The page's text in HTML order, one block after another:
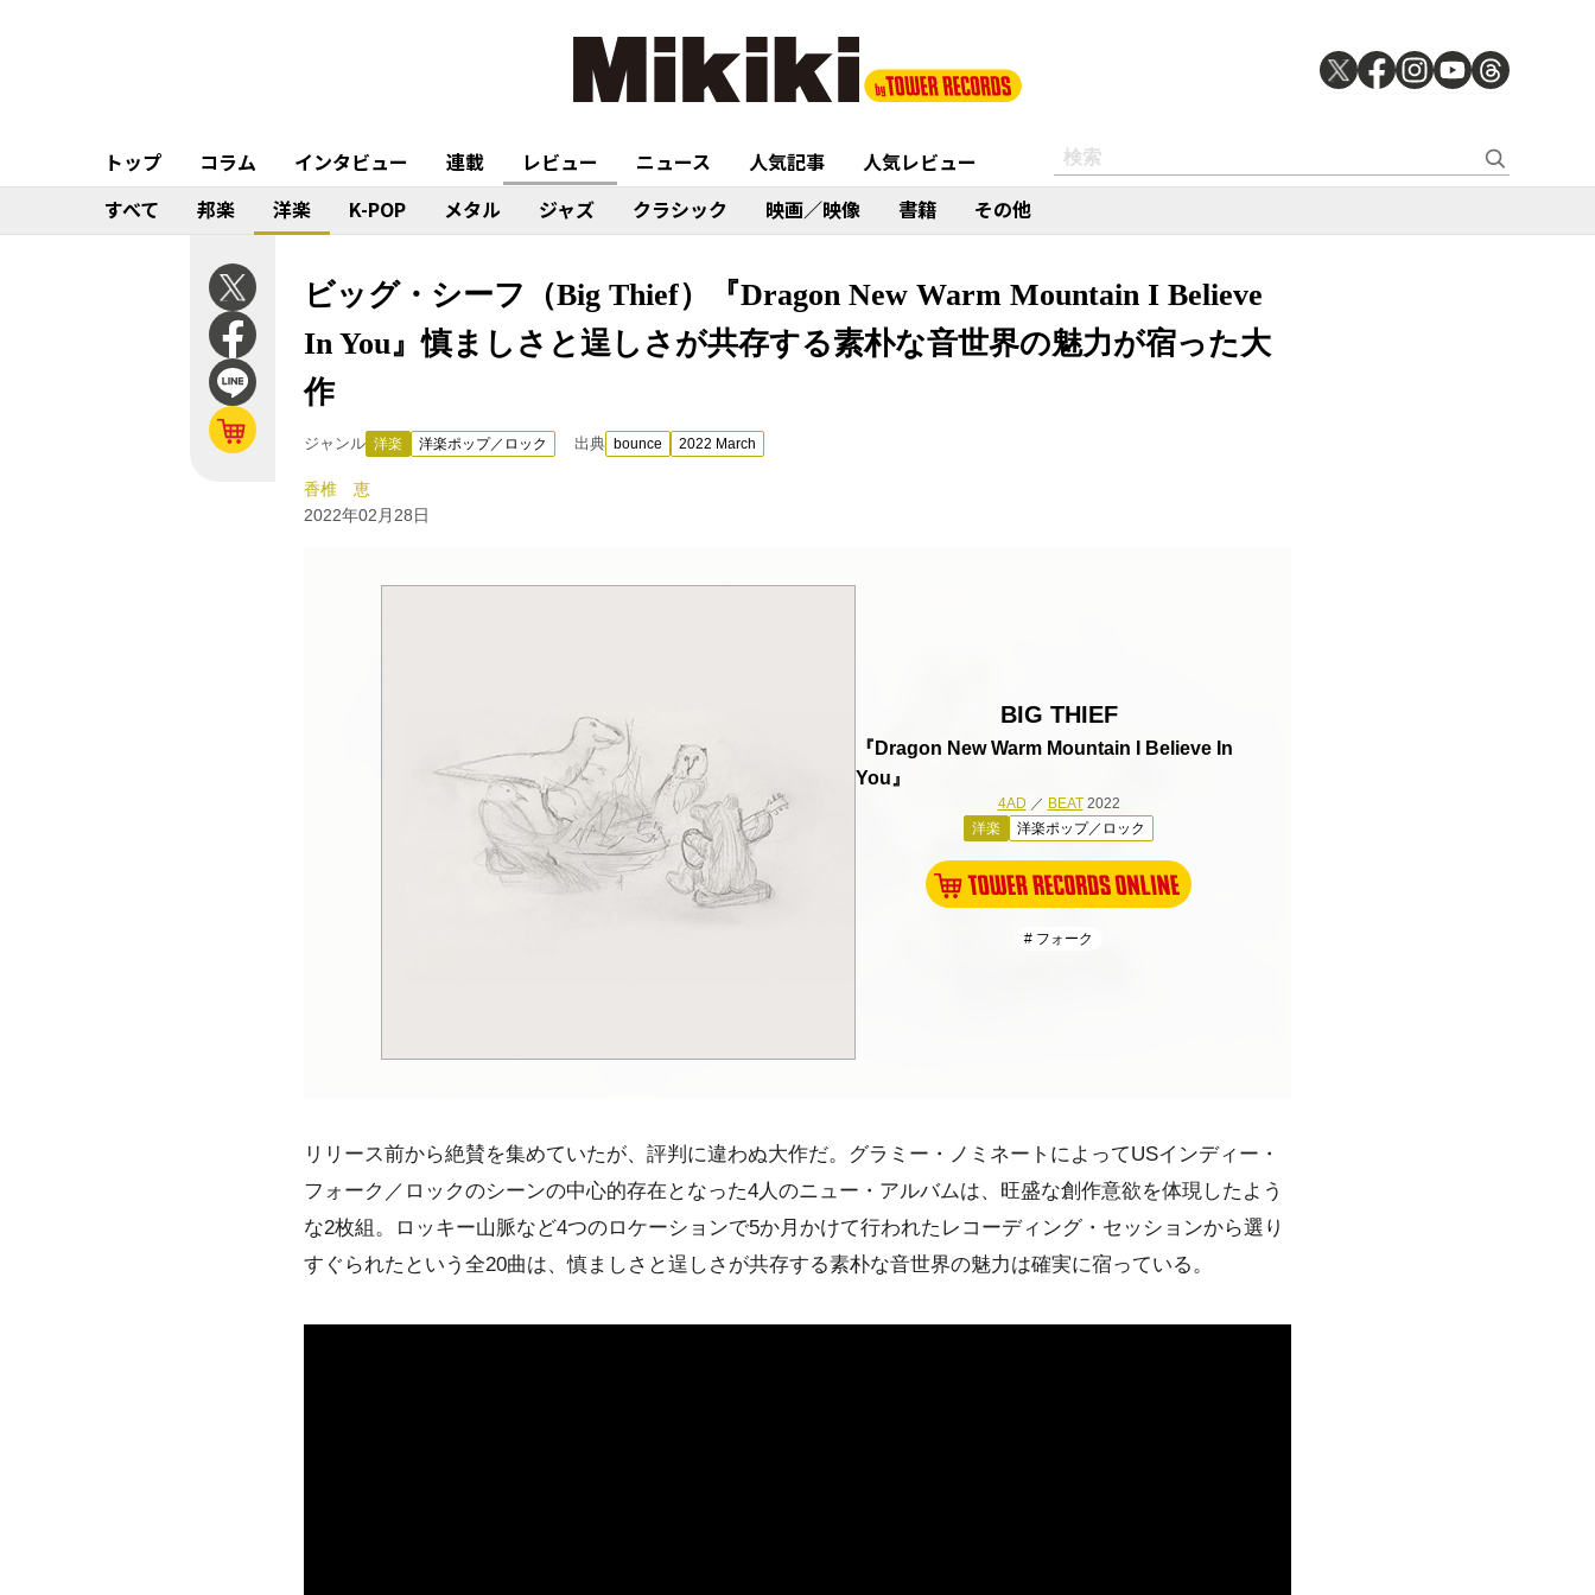
トップ コラム インタビュー 連載 レビュー ニュース 人気記事
人気レビュー
すべて
邦楽 洋楽 K-POP メタル ジャズ クラシック 映画／映像 書籍 その他
ビッグ・シーフ（Big Thief）『Dragon New Warm Mountain I Believe
In You』慎ましさと逞しさが共存する素朴な音世界の魅力が宿った大
作
ジャンル 洋楽 洋楽ポップ／ロック 出典 bounce 2022 March
香椎 恵
2022年02月28日
BIG THIEF
『Dragon New Warm Mountain I Believe In
You』
4AD ／ BEAT2022
洋楽
洋楽ポップ／ロック
# フォーク
リリース前から絶賛を集めていたが、評判に違わぬ大作だ。グラミー・ノミネートによってUSインディー・
フォーク／ロックのシーンの中心的存在となった4人のニュー・アルバムは、旺盛な創作意欲を体現したよう
な2枚組。ロッキー山脈など4つのロケーションで5か月かけて行われたレコーディング・セッションから選り
すぐられたという全20曲は、慎ましさと逞しさが共存する素朴な音世界の魅力は確実に宿っている。